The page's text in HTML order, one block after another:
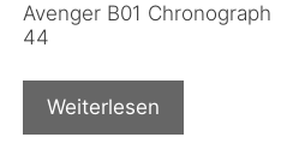
Avenger B01 Chronograph
44
Weiterlesen